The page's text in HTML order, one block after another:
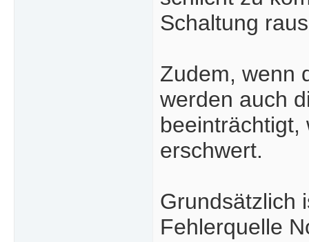
Schaltung
Zudem, wenn
werden auch
beeinträchtigt,
erschwert.
Grundsätzlich
Fehlerquelle